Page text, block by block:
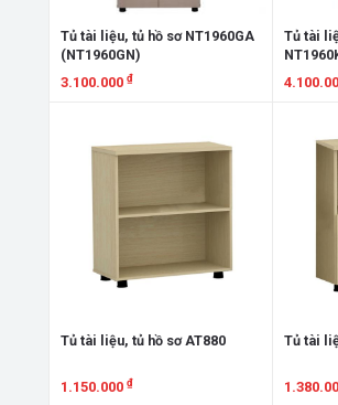
Tủ tài liệu, tủ hồ sơ NT1960GA
(NT1960GN)
3.100.000 ₫
Tủ tài
Tủ tài liệu, tủ hồ sơ AT880
1.150.000 ₫
Tủ tài